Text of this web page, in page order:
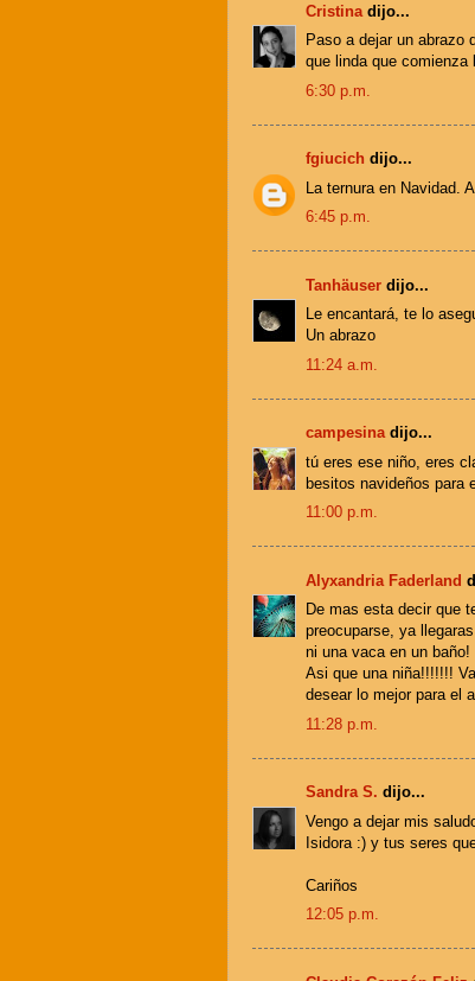
Cristina dijo...
Paso a dejar un abrazo
que linda que comienza
6:30 p.m.
fgiucich dijo...
La ternura en Navidad.
6:45 p.m.
Tanhäuser dijo...
Le encantará, te lo
Un abrazo
11:24 a.m.
campesinadijo...
tú eres ese niño, eres
besitos navideños para
11:00 p.m.
Alyxandria Faderland
De mas esta decir que
preocuparse, ya
ni una vaca en un baño!
Asi que una niña!!!!!!!
desear lo mejor para el
11:28 p.m.
Sandra S. dijo...
Vengo a dejar mis
Isidora :) y tus seres
Cariños
12:05 p.m.